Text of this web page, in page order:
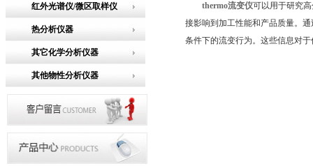
红外光谱仪/微区取样仪
热分析仪器
其它化学分析仪器
其他物性分析仪器
thermo流变仪可以用于研究
接影响到加工性能和产品质量。
条件下的流变行为。这些信息对